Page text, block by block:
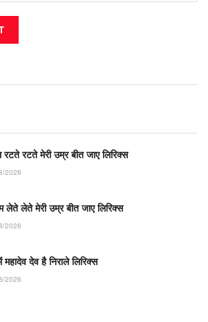
रटते रटते मेरी उम्र बीत जाए लिरिक्स
2026
लेते लेते मेरी उम्र बीत जाए लिरिक्स
2026
महादेव देव है निराले लिरिक्स
2026